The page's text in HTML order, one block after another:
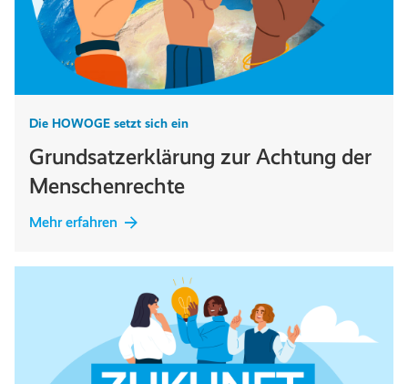
Die HOWOGE setzt sich ein
Grundsatzerklärung zur Achtung der
Menschenrechte
Mehr erfahren